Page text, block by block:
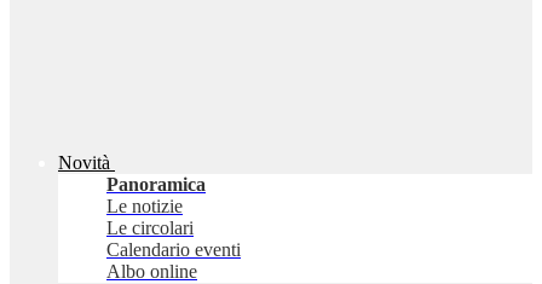
Novità
Panoramica
Le notizie
Le circolari
Calendario eventi
Albo online